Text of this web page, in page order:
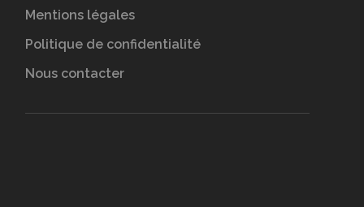
Mentions légales
Politique de confidentialité
Nous contacter